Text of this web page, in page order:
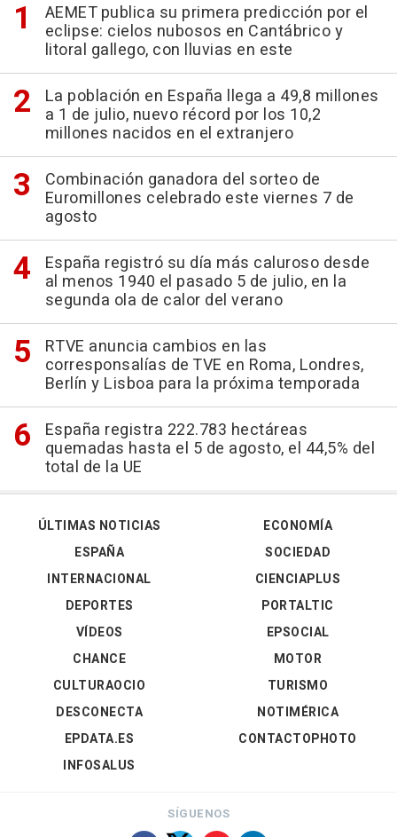
AEMET publica su primera predicción por el
eclipse: cielos nubosos en Cantábrico y
litoral gallego, con lluvias en este
La población en España llega a 49,8 millones
a 1 de julio, nuevo récord por los 10,2
millones nacidos en el extranjero
Combinación ganadora del sorteo de
Euromillones celebrado este viernes 7 de
agosto
España registró su día más caluroso desde
al menos 1940 el pasado 5 de julio, en la
segunda ola de calor del verano
RTVE anuncia cambios en las
corresponsalías de TVE en Roma, Londres,
Berlín y Lisboa para la próxima temporada
España registra 222.783 hectáreas
quemadas hasta el 5 de agosto, el 44,5% del
total de la UE
ÚLTIMAS NOTICIAS
ESPAÑA
INTERNACIONAL
DEPORTES
VÍDEOS
ECONOMÍA
SOCIEDAD
CIENCIAPLUS
PORTALTIC
EPSOCIAL
CHANCE
CULTURAOCIO
DESCONECTA
EPDATA.ES
INFOSALUS
MOTOR
TURISMO
NOTIMÉRICA
CONTACTOPHOTO
SÍGUENOS